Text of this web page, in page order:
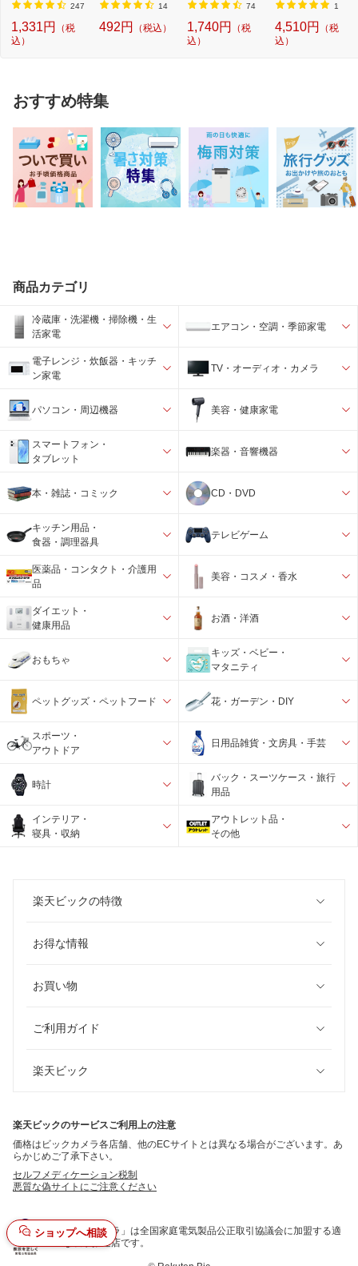
濯...
247
1,331円
（税
込）
_...
14
492円 （税込）
系...
74
1,740円
（税
込）
1
4,510円
（税
込）
おすすめ特集
ショップへ相談
商品カテゴリ
冷蔵庫・洗濯機・掃除機・生
活家電
エアコン・空調・季節家電
電子レンジ・炊飯器・キッチ
ン家電
TV・オーディオ・カメラ
パソコン・周辺機器 美容・健康家電
スマートフォン・
タブレット
楽器・音響機器
本・雑誌・コミック CD・DVD
キッチン用品・
食器・調理器具
テレビゲーム
医薬品・コンタクト・介護用
品
美容・コスメ・香水
ダイエット・
健康用品
お酒・洋酒
おもちゃ
キッズ・ベビー・
マタニティ
ペットグッズ・ペットフード 花・ガーデン・DIY
スポーツ・
アウトドア
日用品雑貨・文房具・手芸
時計
バック・スーツケース・旅行
用品
インテリア・
寝具・収納
アウトレット品・
その他
楽天ビックの特徴
お得な情報
お買い物
ご利用ガイド
楽天ビック
楽天ビックのサービスご利用上の注意
価格はビックカメラ各店舗、他のECサイトとは異なる場合がございます。あ
らかじめご了承下さい。
セルフメディケーション税制
悪質な偽サイトにご注意ください
「ビックカメラ」は全国家庭電気製品公正取引協議会に加盟する適
正な表示推進店です。